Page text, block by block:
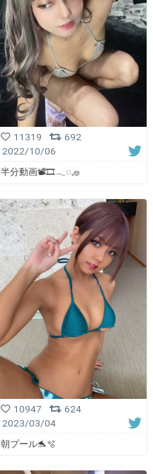
11319
692
2022/10/06
半分動画📽🎞𓂃◌𓈒𓐍
10947
624
2023/03/04
朝プール🐬🫧